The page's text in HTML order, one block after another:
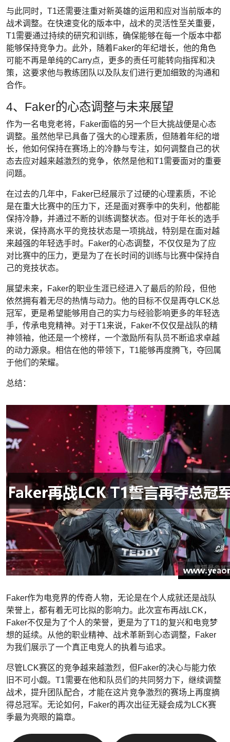
与此同时，T1还需要注重对新英雄的运用和应对当前版本的
战术调整。在快速变化的版本中，战术的灵活性至关重要，
T1需要通过持续的研究和训练，确保能够在每一个版本中都
能够保持竞争力。此外，随着Faker的年纪增长，他的角色
可能不再是单纯的Carry点，更多的责任可能转向指挥和决
策，这要求他与教练团队以及队友们进行更加细致的沟通和
合作。
4、Faker的心态调整与未来展望
作为一名电竞老将，Faker面临的另一个巨大挑战便是心态
调整。虽然他早已具备了强大的心理素质，但随着年纪的增
长，他如何保持在赛场上的冷静与专注，如何调整自己的状
态去应对越来越激烈的竞争，依然是他和T1需要面对的重要
问题。
在过去的几年中，Faker已经展示了过硬的心理素质，不论
是在重大比赛中的压力下，还是面对赛季中的失利，他都能
保持冷静，并通过不断的训练调整状态。但对于年长的选手
来说，保持高水平的竞技状态是一项挑战，特别是在面对越
来越强的年轻选手时。Faker的心态调整，不仅仅是为了应
对比赛中的压力，更是为了在长时间的训练与比赛中保持自
己的竞技状态。
展望未来，Faker的职业生涯已经进入了最后的阶段，但他
依然拥有着无尽的热情与动力。他的目标不仅是再夺LCK总
冠军，更是希望能够用自己的实力与经验影响更多的年轻选
手，传承电竞精神。对于T1来说，Faker不仅仅是战队的精
神领袖，他还是一个榜样，一个激励所有队员不断追求卓越
的动力源泉。相信在他的带领下，T1能够再度腾飞，夺回属
于他们的荣耀。
总结：
Faker作为电竞界的传奇人物，无论是在个人成就还是战队
荣誉上，都有着无可比拟的影响力。此次宣布再战LCK，
Faker不仅是为了个人的荣誉，更是为了T1的复兴和电竞梦
想的延续。从他的职业精神、战术革新到心态调整，Faker
为我们展示了一个真正电竞人的执着与追求。
尽管LCK赛区的竞争越来越激烈，但Faker的决心与能力依
旧不可小觑。T1需要在他和队员们的共同努力下，继续调整
战术，提升团队配合，才能在这片竞争激烈的赛场上再度摘
得总冠军。无论如何，Faker的再次出征无疑会成为LCK赛
季最为亮眼的篇章。